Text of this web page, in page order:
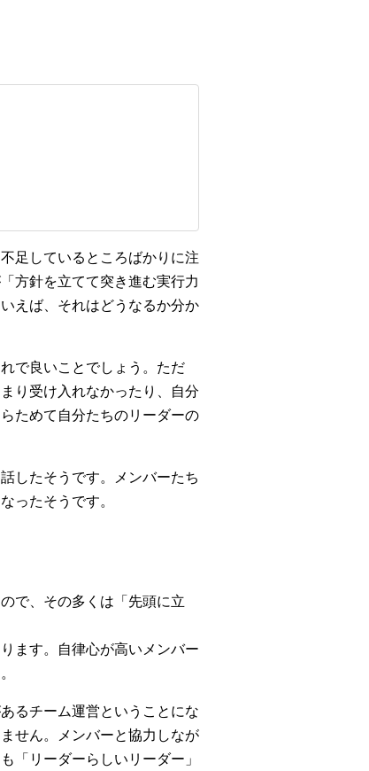
足しているところばかりに注
方針を立てて突き進む実行力
えば、それはどうなるか分か
で良いことでしょう。ただ
り受け入れなかったり、自分
ためて自分たちのリーダーの
したそうです。メンバーたち
ったそうです。
で、その多くは「先頭に立
ます。自律心が高いメンバー
るチーム運営ということにな
せん。メンバーと協力しなが
「リーダーらしいリーダー」